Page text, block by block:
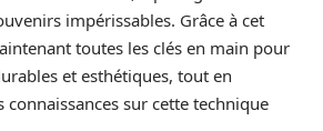
impérissables. Grâce à cet
toutes les clés en main pour
et esthétiques, tout en
sur cette technique